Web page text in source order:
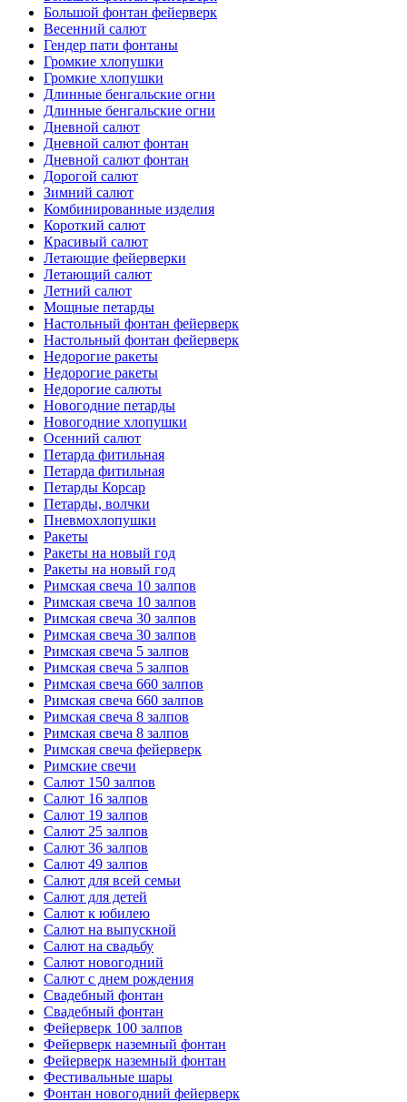
Большой фонтан фейерверк
Весенний салют
Гендер пати фонтаны
Громкие хлопушки
Громкие хлопушки
Длинные бенгальские огни
Длинные бенгальские огни
Дневной салют
Дневной салют фонтан
Дневной салют фонтан
Дорогой салют
Зимний салют
Комбинированные изделия
Короткий салют
Красивый салют
Летающие фейерверки
Летающий салют
Летний салют
Мощные петарды
Настольный фонтан фейерверк
Настольный фонтан фейерверк
Недорогие ракеты
Недорогие ракеты
Недорогие салюты
Новогодние петарды
Новогодние хлопушки
Осенний салют
Петарда фитильная
Петарда фитильная
Петарды Корсар
Петарды, волчки
Пневмохлопушки
Ракеты
Ракеты на новый год
Ракеты на новый год
Римская свеча 10 залпов
Римская свеча 10 залпов
Римская свеча 30 залпов
Римская свеча 30 залпов
Римская свеча 5 залпов
Римская свеча 5 залпов
Римская свеча 660 залпов
Римская свеча 660 залпов
Римская свеча 8 залпов
Римская свеча 8 залпов
Римская свеча фейерверк
Римские свечи
Салют 150 залпов
Салют 16 залпов
Салют 19 залпов
Салют 25 залпов
Салют 36 залпов
Салют 49 залпов
Салют для всей семьи
Салют для детей
Салют к юбилею
Салют на выпускной
Салют на свадьбу
Салют новогодний
Салют с днем рождения
Свадебный фонтан
Свадебный фонтан
Фейерверк 100 залпов
Фейерверк наземный фонтан
Фейерверк наземный фонтан
Фестивальные шары
Фонтан новогодний фейерверк